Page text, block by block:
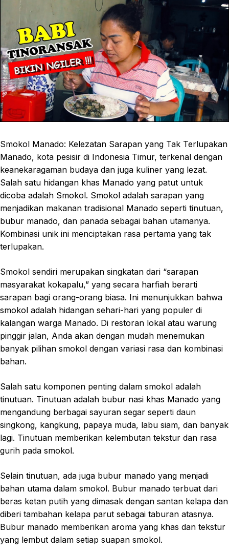
Smokol Manado: Kelezatan Sarapan yang Tak Terlupakan
Manado, kota pesisir di Indonesia Timur, terkenal dengan
keanekaragaman budaya dan juga kuliner yang lezat.
Salah satu hidangan khas Manado yang patut untuk
dicoba adalah Smokol. Smokol adalah sarapan yang
menjadikan makanan tradisional Manado seperti tinutuan,
bubur manado, dan panada sebagai bahan utamanya.
Kombinasi unik ini menciptakan rasa pertama yang tak
terlupakan.
Smokol sendiri merupakan singkatan dari “sarapan
masyarakat kokapalu,” yang secara harfiah berarti
sarapan bagi orang-orang biasa. Ini menunjukkan bahwa
smokol adalah hidangan sehari-hari yang populer di
kalangan warga Manado. Di restoran lokal atau warung
pinggir jalan, Anda akan dengan mudah menemukan
banyak pilihan smokol dengan variasi rasa dan kombinasi
bahan.
Salah satu komponen penting dalam smokol adalah
tinutuan. Tinutuan adalah bubur nasi khas Manado yang
mengandung berbagai sayuran segar seperti daun
singkong, kangkung, papaya muda, labu siam, dan banyak
lagi. Tinutuan memberikan kelembutan tekstur dan rasa
gurih pada smokol.
Selain tinutuan, ada juga bubur manado yang menjadi
bahan utama dalam smokol. Bubur manado terbuat dari
beras ketan putih yang dimasak dengan santan kelapa dan
diberi tambahan kelapa parut sebagai taburan atasnya.
Bubur manado memberikan aroma yang khas dan tekstur
yang lembut dalam setiap suapan smokol.